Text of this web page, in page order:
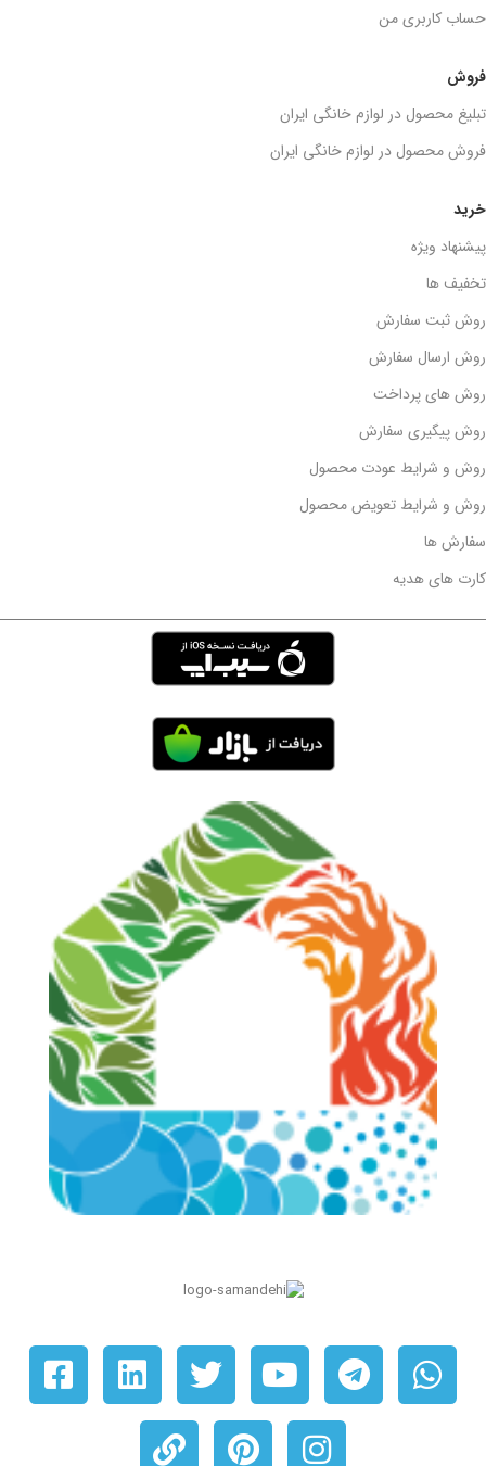
خرید
پیشنهاد ویژه
تخفیف ها
روش ثبت سفارش
روش ارسال سفارش
روش های پرداخت
روش پیگیری سفارش
روش و شرایط عودت محصول
روش و شرایط تعویض محصول
سفارش ها
کارت های هدیه
فروش
تبلیغ محصول در لوازم خانگی ایران
فروش محصول در لوازم خانگی ایران
حساب کاربری من